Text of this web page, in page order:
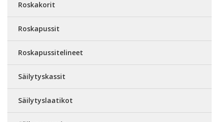
Roskakorit
Roskapussit
Roskapussitelineet
Säilytyskassit
Säilytyslaatikot